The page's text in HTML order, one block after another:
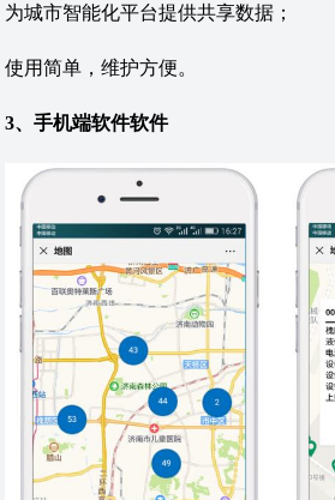
为城市智能化平台提供共享数据；
使用简单，维护方便。
3、手机端软件软件